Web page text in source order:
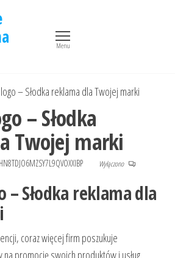
Menu
– Słodka reklama dla Twojej marki
– Słodka
Twojej marki
Wyłączono
– Słodka reklama dla
coraz więcej firm poszukuje
promocję swoich produktów i usług.